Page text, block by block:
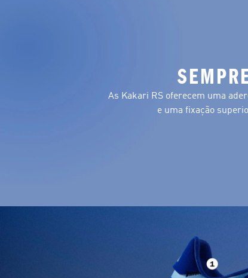
As Kakari RS oferecem uma
e uma fixação